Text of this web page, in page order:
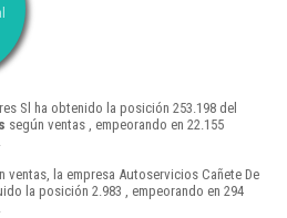
Sl ha obtenido la posición 253.198 del
según ventas , empeorando en 22.155
ventas, la empresa Autoservicios Cañete De
la posición 2.983 , empeorando en 294